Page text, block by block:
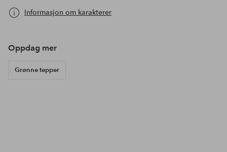
Informasjon om karakterer
Oppdag mer
Grønne tepper